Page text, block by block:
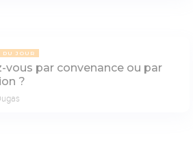
DU JOUR
vous par convenance ou par
?